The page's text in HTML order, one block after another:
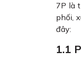
7P là
phối,
đây:
1.1